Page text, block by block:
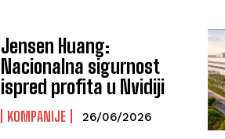
Jensen Huang:
Nacionalna sigurnost
ispred profita u Nvidiji
KOMPANIJE 26/06/2026